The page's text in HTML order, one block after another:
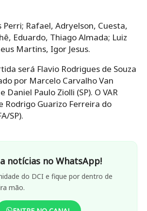
Perri; Rafael, Adryelson, Cuesta,
Eduardo, Thiago Almada; Luiz
Martins, Igor Jesus.
será Flavio Rodrigues de Souza
por Marcelo Carvalho Van
Daniel Paulo Ziolli (SP). O VAR
Rodrigo Guarizo Ferreira do
SP).
notícias no WhatsApp!
do DCI e fique por dentro de
mão.